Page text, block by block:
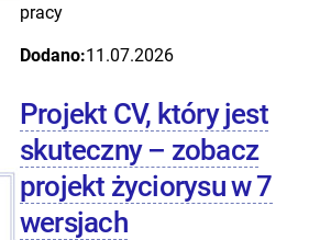
pracy
Dodano:11.07.2026
Projekt CV, który jest
skuteczny – zobacz
projekt życiorysu w 7
wersjach